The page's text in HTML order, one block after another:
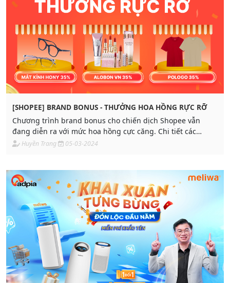
[SHOPEE] BRAND BONUS - THƯỞNG HOA HỒNG RỰC RỠ
Chương trình brand bonus cho chiến dịch Shopee vẫn
đang diễn ra với mức hoa hồng cực căng. Chi tiết các
brand thưởng thêm như sau:
Huyền Trang 05-03-2024